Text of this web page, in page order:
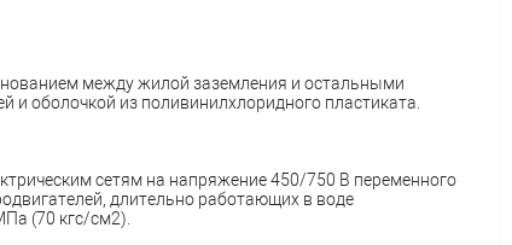
между жилой заземления и остальными
оболочкой из поливинилхлоридного пластиката.
сетям на напряжение 450/750 В переменного
длительно работающих в воде
(70 кгс/см2).